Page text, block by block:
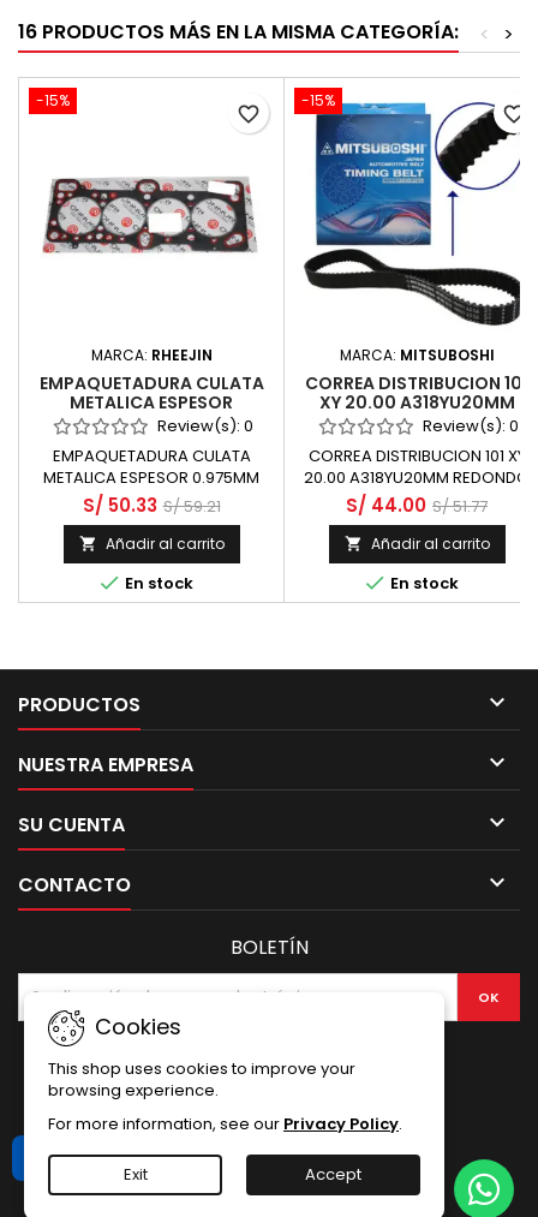
16 PRODUCTOS MÁS EN LA MISMA CATEGORÍA: >
<
-15%
MARCA: RHEEJIN
EMPAQUETADURA CULATA
METALICA ESPESOR
0.975MM METALICA -
HYUNDAI ACCENT 1400 G4EE
DOHC 16 VALV
Review(s): 0
EMPAQUETADURA CULATA
METALICA ESPESOR 0.975MM
METALICA
S/ 50.33 S/ 59.21
 Añadir al carrito
 En stock
favorite_border
-15%
MARCA: MITSUBOSHI
CORREA DISTRIBUCION 101
XY 20.00 A318YU20MM
REDONDO ANGOSTO PASO
8.000 ALT 3.0 - HYUNDAI
ATOS 1000 G4HC SOHC 12
VALV
Review(s): 0
CORREA DISTRIBUCION 101 XY
20.00 A318YU20MM REDONDO
ANGOSTO PASO 8.000 ALT 3.0
S/ 44.00 S/ 51.77
 Añadir al carrito
 En stock
favorite_border
PRODUCTOS 
NUESTRA EMPRESA 
SU CUENTA 
CONTACTO 
Cookies
This shop uses cookies to improve your
browsing experience.
For more information, see our Privacy Policy.
Exit Accept
BOLETÍN
Libro de Reclamaciones